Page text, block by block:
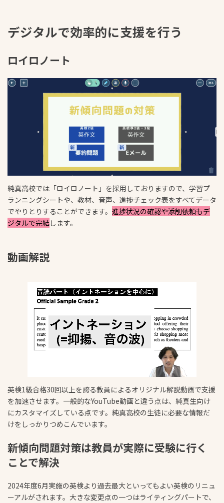
デジタルで効率的に支援を行う
ロイロノート
純真高校では「ロイロノート」を採用しておりますので、学習プ
ランニングシートや、教材、音声、進捗チェック表をすべてデータ
でやりとりすることができます。 進捗状況の確認や添削依頼もデ
ジタルで完結します。
動画解説
英検1級合格30回以上を誇る教員によるオリジナル解説動画で支援
を加速させます。一般的なYouTube動画と違う点は、純真生向け
にカスタマイズしている点です。純真高校の生徒に必要な情報だ
けをしっかりつめこんでいます。
新傾向問題対策は教員が実際に受験に行く
ことで解決
2024年度6月実施の英検より過去最大といってもよい英検のリニュ
ーアルがされます。大きな変更点の一つはライティングパートで、